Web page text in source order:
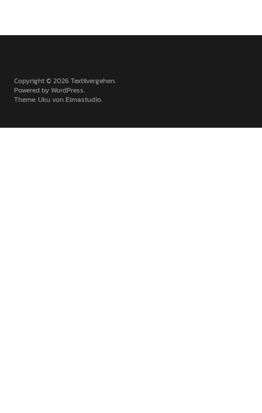
Copyright © 2026 Textilvergehen
Powered byWordPress
Theme: Uku vonElmastudio